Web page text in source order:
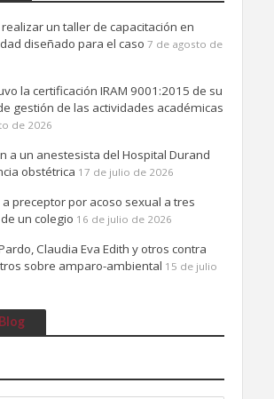
un taller de capacitación en
diseñado para el caso 7 de agosto de
la certificación IRAM 9001:2015 de su
gestión de las actividades académicas
de 2026
a un anestesista del Hospital Durand
obstétrica 17 de julio de 2026
preceptor por acoso sexual a tres
un colegio 16 de julio de 2026
Claudia Eva Edith y otros contra
sobre amparo-ambiental 15 de julio